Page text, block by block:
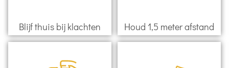
Blijf thuis bij klachten Houd 1,5 meter afstand